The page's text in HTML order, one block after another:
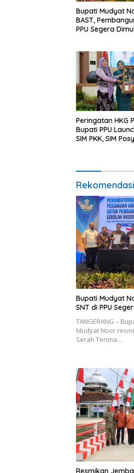
Bupati Mudyat
BAST,
PPU Segera
Peringatan HKG
Bupati PPU
SIM PKK, SIM
Bupati Mudyat
SNT di PPU
TANGERANG –
Mudyat Noor
Serah Terima…
Resmikan